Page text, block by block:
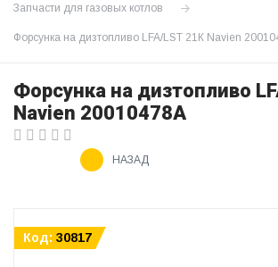
Запчасти для газовых котлов
Форсунка на дизтопливо LFA/LST 21К Navien
Форсунка на дизтопливо
Navien 20010478A
НАЗАД
Код: 30817